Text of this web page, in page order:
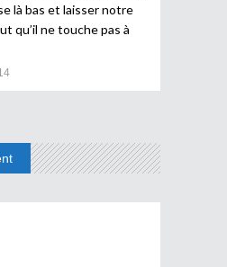
là bas et laisser notre
qu’il ne touche pas à